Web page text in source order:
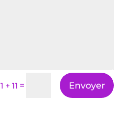
1 + 11 = Envoyer